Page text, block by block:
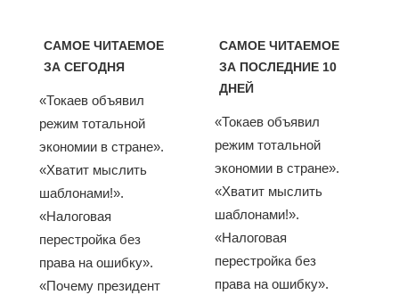
САМОЕ ЧИТАЕМОЕ
ЗА СЕГОДНЯ
«Токаев объявил
режим тотальной
экономии в стране».
«Хватит мыслить
шаблонами!».
«Налоговая
перестройка без
права на ошибку».
«Почему президент
САМОЕ ЧИТАЕМОЕ
ЗА ПОСЛЕДНИЕ 10
ДНЕЙ
«Токаев объявил
режим тотальной
экономии в стране».
«Хватит мыслить
шаблонами!».
«Налоговая
перестройка без
права на ошибку».